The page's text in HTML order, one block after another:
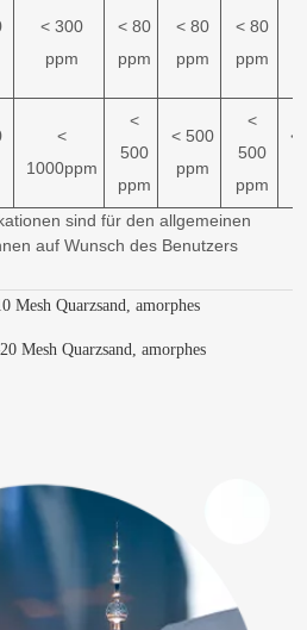
< 300
ppm
< 80
ppm
< 80
ppm
< 80
ppm
<
1000ppm
<
500
ppm
< 500
ppm
<
500
ppm
<
sind für den allgemeinen
auf Wunsch des Benutzers
Mesh Quarzsand, amorphes
Mesh Quarzsand, amorphes